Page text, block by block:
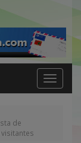
Toggle
navigation
de